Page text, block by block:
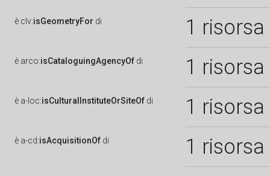
è clv:isGeometryFor di 1 risorsa
è arco:isCataloguingAgencyOf di 1 risorsa
è a-loc:isCulturalInstituteOrSiteOf di 1 risorsa
è a-cd:isAcquisitionOf di 1 risorsa